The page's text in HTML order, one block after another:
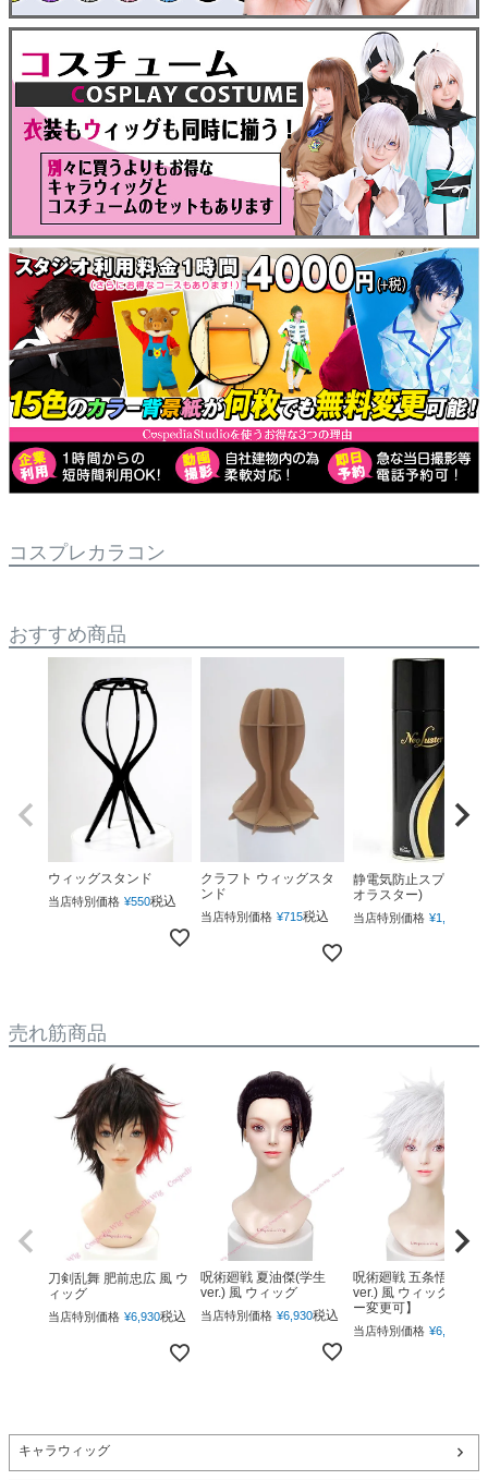
コスプレカラコン
おすすめ商品
ウィッグスタンド
当店特別価格 ¥550税込
クラフト ウィッグスタ
ンド
当店特別価格 ¥715税込
静電気防止スプレー(ネ
オラスター)
当店特別価格 ¥1,760
売れ筋商品
刀剣乱舞 肥前忠広 風 ウ
ィッグ
当店特別価格 ¥6,930税込
呪術廻戦 夏油傑(学生
ver.) 風 ウィッグ
当店特別価格 ¥6,930税込
呪術廻戦 五条悟(下ろ
ver.) 風 ウィッグ 【カ
ー変更可】
当店特別価格 ¥6,930
キャラウィッグ